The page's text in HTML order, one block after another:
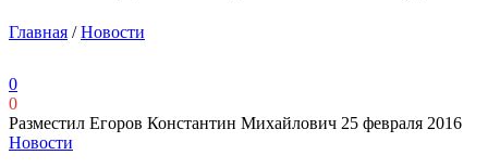
Главная /Новости
0
0
Разместил Егоров Константин Михайлович 25 февраля 2016
Новости